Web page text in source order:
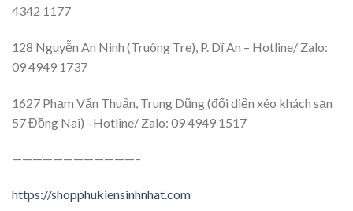
4342 1177
128 Nguyễn An Ninh (Truông Tre), P. Dĩ An – Hotline/ Zalo:
09 4949 1737
1627 Phạm Văn Thuận, Trung Dũng (đối diện xéo khách sạn
57 Đồng Nai) –Hotline/ Zalo: 09 4949 1517
————————————–
https://shopphukiensinhnhat.com